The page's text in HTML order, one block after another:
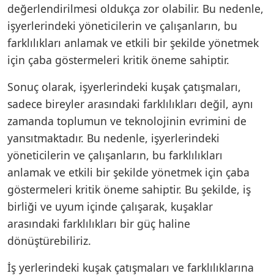
değerlendirilmesi oldukça zor olabilir. Bu nedenle,
işyerlerindeki yöneticilerin ve çalışanların, bu
farklılıkları anlamak ve etkili bir şekilde yönetmek
için çaba göstermeleri kritik öneme sahiptir.
Sonuç olarak, işyerlerindeki kuşak çatışmaları,
sadece bireyler arasındaki farklılıkları değil, aynı
zamanda toplumun ve teknolojinin evrimini de
yansıtmaktadır. Bu nedenle, işyerlerindeki
yöneticilerin ve çalışanların, bu farklılıkları
anlamak ve etkili bir şekilde yönetmek için çaba
göstermeleri kritik öneme sahiptir. Bu şekilde, iş
birliği ve uyum içinde çalışarak, kuşaklar
arasındaki farklılıkları bir güç haline
dönüştürebiliriz.
İş yerlerindeki kuşak çatışmaları ve farklılıklarına